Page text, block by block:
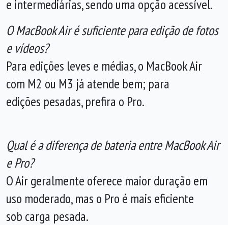
e intermediárias, sendo uma opção acessível.
O MacBook Air é suficiente para edição de fotos
e vídeos?
Para edições leves e médias, o MacBook Air
com M2 ou M3 já atende bem; para
edições pesadas, prefira o Pro.
Qual é a diferença de bateria entre MacBook Air
e Pro?
O Air geralmente oferece maior duração em
uso moderado, mas o Pro é mais eficiente
sob carga pesada.